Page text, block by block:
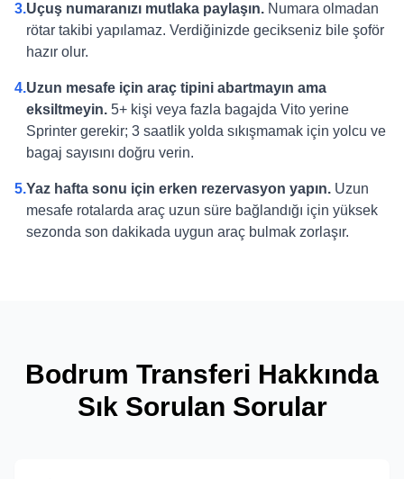
3.Uçuş numaranızı mutlaka paylaşın. Numara olmadan
rötar takibi yapılamaz. Verdiğinizde gecikseniz bile şoför
hazır olur.
4.Uzun mesafe için araç tipini abartmayın ama
eksiltmeyin. 5+ kişi veya fazla bagajda Vito yerine
Sprinter gerekir; 3 saatlik yolda sıkışmamak için yolcu ve
bagaj sayısını doğru verin.
5.Yaz hafta sonu için erken rezervasyon yapın. Uzun
mesafe rotalarda araç uzun süre bağlandığı için yüksek
sezonda son dakikada uygun araç bulmak zorlaşır.
Bodrum Transferi Hakkında
Sık Sorulan Sorular